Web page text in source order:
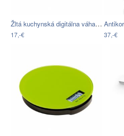
Žltá kuchynská digitálna váha Premier…
17,-€ 37,-€